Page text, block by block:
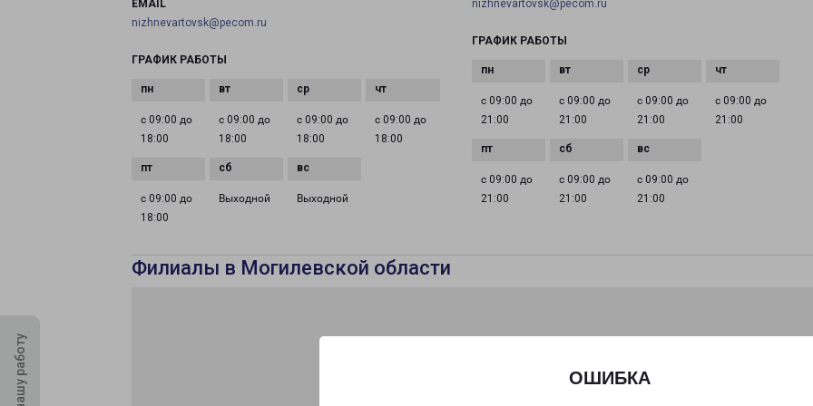
ОШИБКА
EMAIL
nizhnevartovsk@pecom.ru
ГРАФИК РАБОТЫ
с 09:00 до
18:00
с 09:00 до
18:00
с 09:00 до
18:00
с 09:00 до
18:00
с 09:00 до
18:00
Выходной Выходной
nizhnevartovsk@pecom.ru
ГРАФИК РАБОТЫ
с 09:00 до
21:00
с 09:00 до
21:00
с 09:00 до
21:00
с 09:00 до
21:00
с 09:00 до
21:00
с 09:00 до
21:00
с 09:00 до
21:00
Филиалы в Могилевской области